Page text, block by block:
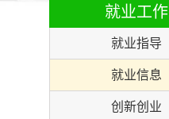
就业工作
就业指导
就业信息
创新创业